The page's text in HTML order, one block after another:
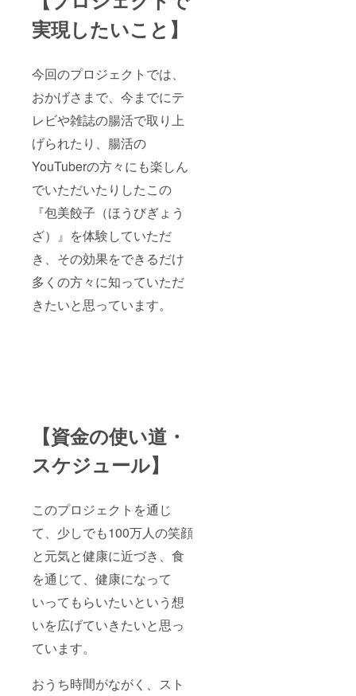
実現したいこと】
今回のプロジェクトでは、
おかげさまで、今までにテ
レビや雑誌の腸活で取り上
げられたり、腸活の
YouTuberの方々にも楽しん
でいただいたりしたこの
『包美餃子（ほうびぎょう
ざ）』を体験していただ
き、その効果をできるだけ
多くの方々に知っていただ
きたいと思っています。
【資金の使い道・
スケジュール】
このプロジェクトを通じ
て、少しでも100万人の笑顔
と元気と健康に近づき、食
を通じて、健康になって
いってもらいたいという想
いを広げていきたいと思っ
ています。
おうち時間がながく、スト